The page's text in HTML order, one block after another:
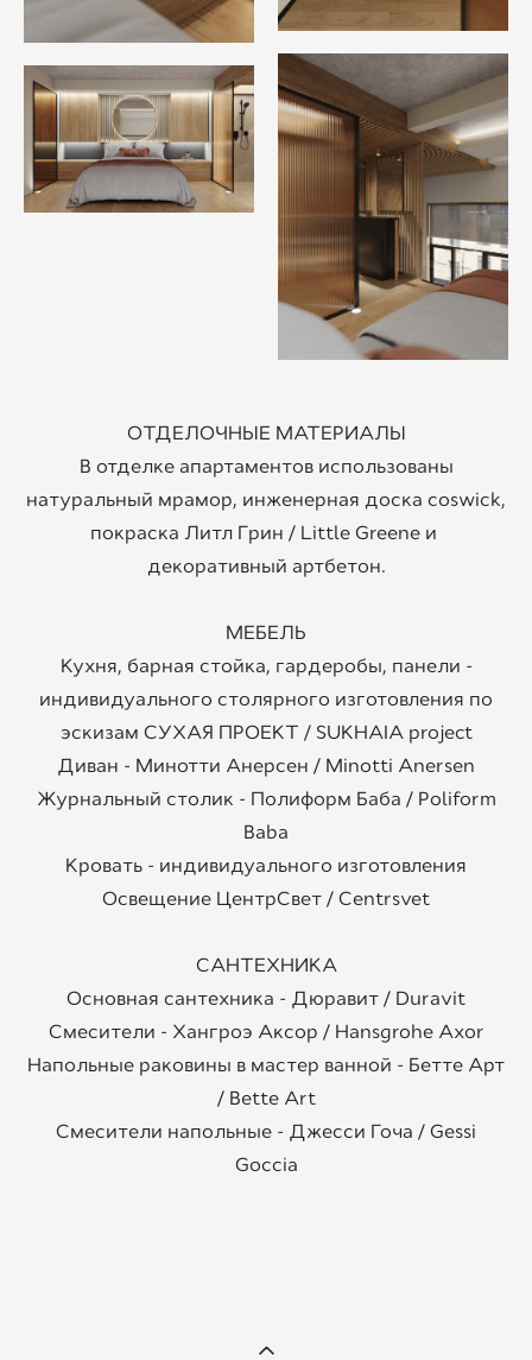
ОТДЕЛОЧНЫЕ МАТЕРИАЛЫ
В отделке апартаментов использованы
натуральный мрамор, инженерная доска coswick,
покраска Литл Грин / Little Greene и
декоративный артбетон.
МЕБЕЛЬ
Кухня, барная стойка, гардеробы, панели -
индивидуального столярного изготовления по
эскизам СУХАЯ ПРОЕКТ / SUKHAIA project
Диван - Минотти Анерсен / Minotti Anersen
Журнальный столик - Полиформ Баба / Poliform
Baba
Кровать - индивидуального изготовления
Освещение ЦентрСвет / Centrsvet
САНТЕХНИКА
Основная сантехника - Дюравит / Duravit
Смесители - Хангроэ Аксор / Hansgrohe Axor
Напольные раковины в мастер ванной - Бетте Арт
/ Bette Art
Смесители напольные - Джесси Гоча / Gessi
Goccia